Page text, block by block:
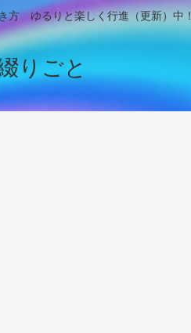
方 ゆるりと楽しく行進（更新）中！
りごと